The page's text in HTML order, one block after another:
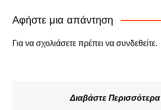
Αφήστε μια απάντηση
Για να σχολιάσετε πρέπει να συνδεθείτε.
Διαβάστε Περισσότερα